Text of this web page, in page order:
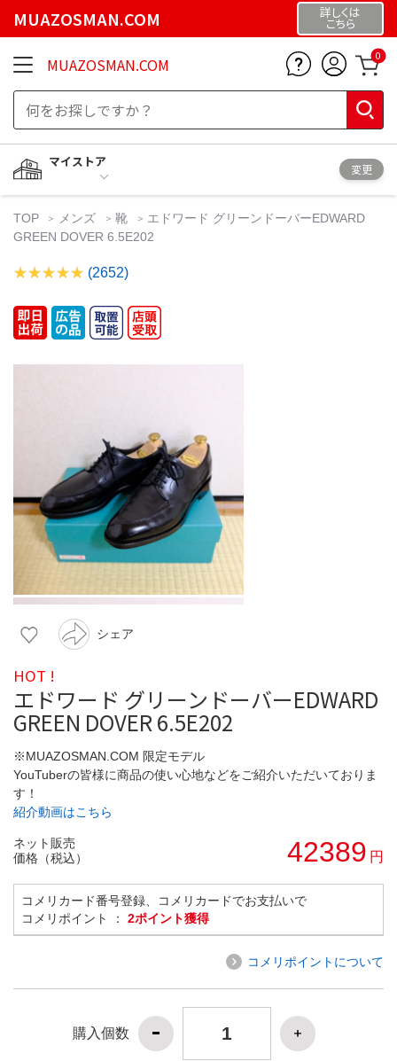
MUAZOSMAN.COM 詳しくは
こちら
MUAZOSMAN.COM 0
マイストア
変更
TOP メンズ 靴
エドワード グリーンドーバーEDWARD
GREEN DOVER 6.5E202
(2652)
シェア
HOT !
エドワード グリーンドーバーEDWARD
GREEN DOVER 6.5E202
※MUAZOSMAN.COM 限定モデル
YouTuberの皆様に商品の使い心地などをご紹介いただいておりま
す！
紹介動画はこちら
ネット販売
価格（税込）
42389 円
コメリカード番号登録、コメリカードでお支払いで
コメリポイント ： 2ポイント獲得
コメリポイントについて
購入個数